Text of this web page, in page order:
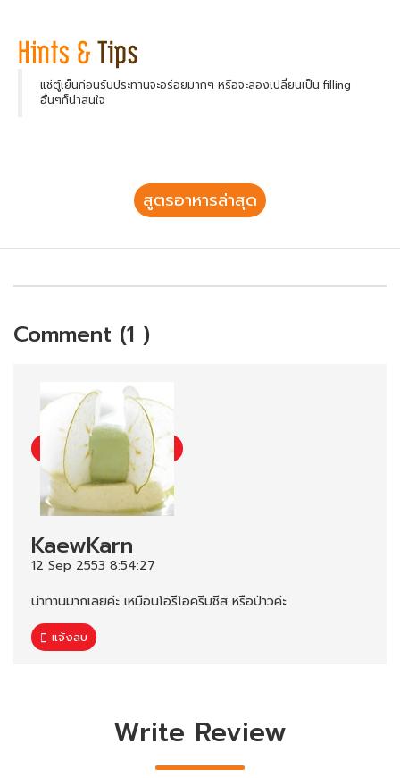
แช่ตู้เย็นก่อนรับประทานจะอร่อยมากๆ หรือจะลองเปลี่ยนเป็น filling
อื่นๆก็น่าสนใจ
สูตรอาหารล่าสุด
Comment (1 )
KaewKarn
12 Sep 2553 8:54:27
น่าทานมากเลยค่ะ เหมือนโอรีโอครีมชีส หรือป่าวค่ะ
แจ้งลบ
Write Review